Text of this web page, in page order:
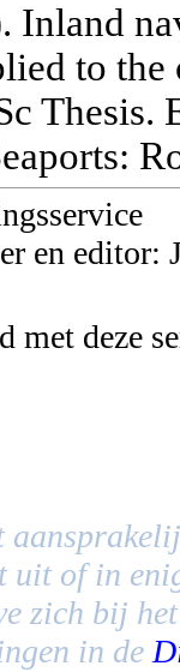
Inland
to the
Thesis.
en editor:
met deze
uit of in
zich bij
in de